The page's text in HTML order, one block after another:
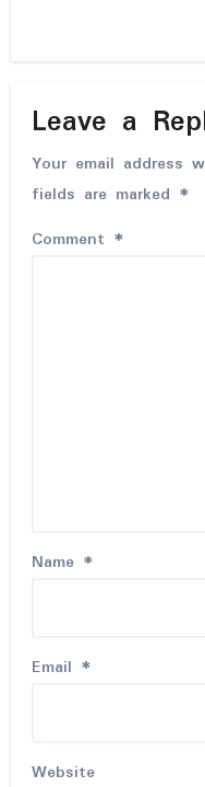
Leave a
Your email address
fields are marked *
Comment *
Name *
Email *
Website